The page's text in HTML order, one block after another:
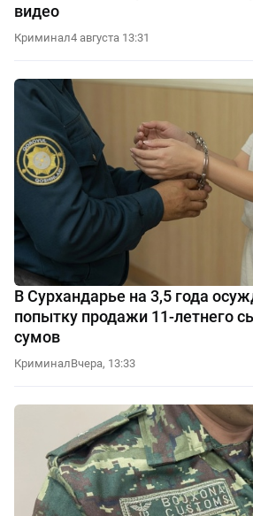
видео
Криминал4 августа 13:31
В Сурхандарье на 3,5 года
попытку продажи 11-летнего
сумов
КриминалВчера, 13:33